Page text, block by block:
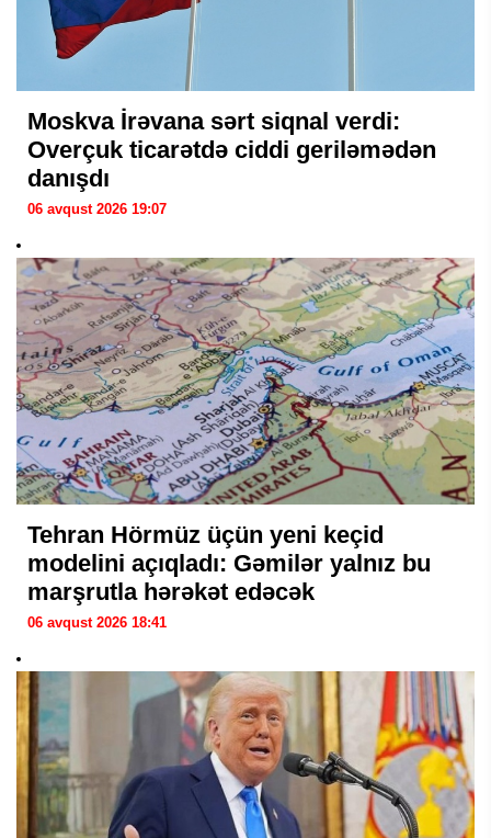
Moskva İrəvana sərt siqnal verdi:
Overçuk ticarətdə ciddi geriləmədən
danışdı
06 avqust 2026 19:07
Tehran Hörmüz üçün yeni keçid
modelini açıqladı: Gəmilər yalnız bu
marşrutla hərəkət edəcək
06 avqust 2026 18:41